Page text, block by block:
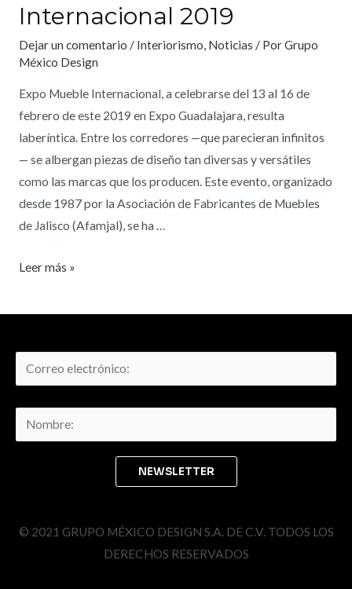
Internacional 2019
Dejar un comentario / Interiorismo, Noticias / PorGrupo
México Design
Expo Mueble Internacional, a celebrarse del 13 al 16 de
febrero de este 2019 en Expo Guadalajara, resulta
laberíntica. Entre los corredores —que parecieran infinitos
— se albergan piezas de diseño tan diversas y versátiles
como las marcas que los producen. Este evento, organizado
desde 1987 por la Asociación de Fabricantes de Muebles
de Jalisco (Afamjal), se ha …
Leer más »
© 2021 GRUPO MÉXICO DESIGN S.A. DE C.V. TODOS LOS
DERECHOS RESERVADOS